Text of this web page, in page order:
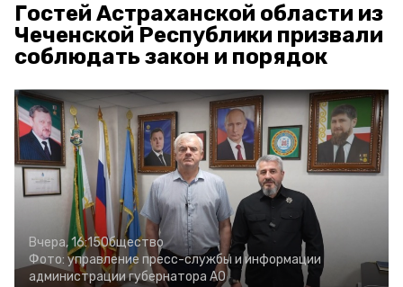
Гостей Астраханской области из
Чеченской Республики призвали
соблюдать закон и порядок
Вчера, 16:15Общество
Фото: управление пресс-службы и информации
администрации губернатора АО